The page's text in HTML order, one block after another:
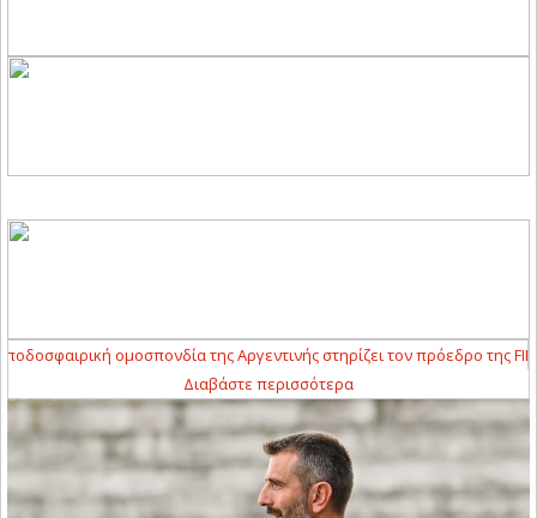
ομοσπονδία της Αργεντινής στηρίζει τον πρόεδρο της FIFA
Διαβάστε περισσότερα